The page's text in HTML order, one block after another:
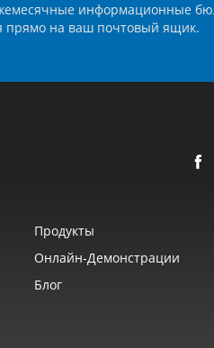
информационные
прямо на ваш почтовый ящик.
Продукты
Онлайн‑демонстрации
Блог